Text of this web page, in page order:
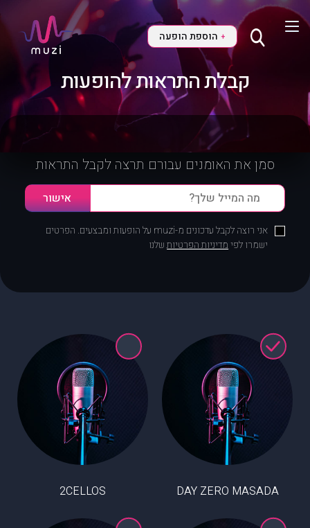
+ הוספת הופעה
קבלת התראות להופעות
סמן את האומנים עבורם תרצה לקבל התראות
אני רוצה לקבל עדכונים מ-muzi על הופעות ומבצעים. הפרטים
ישמרו לפימדיניות הפרטיותשלנו
DAY ZERO MASADA
2CELLOS